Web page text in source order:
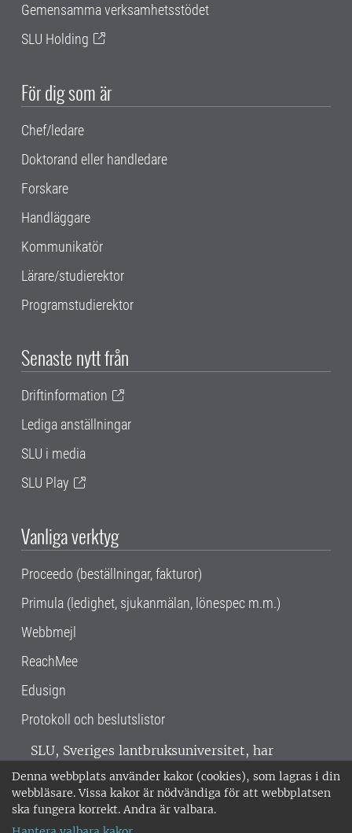
Denna webbplats använder kakor (cookies), som lagras i din
webbläsare. Vissa kakor är nödvändiga för att webbplatsen
ska fungera korrekt. Andra är valbara.
Gemensamma verksamhetsstödet
SLU Holding
För dig som är
Chef/ledare
Doktorand eller handledare
Forskare
Handläggare
Kommunikatör
Lärare/studierektor
Programstudierektor
Senaste nytt från
Driftinformation
Lediga anställningar
SLU i media
SLU Play
Vanliga verktyg
Proceedo (beställningar, fakturor)
Primula (ledighet, sjukanmälan, lönespec m.m.)
Webbmejl
ReachMee
Edusign
Protokoll och beslutslistor
SLU, Sveriges lantbruksuniversitet, har
verksamhet över hela Sverige. Huvudorter är
Alnarp, Uppsala och Umeå.SLU är
miljöcertifierat enligt ISO 14001. •
018-67 10 00 • Org nr: 202100-2817 •